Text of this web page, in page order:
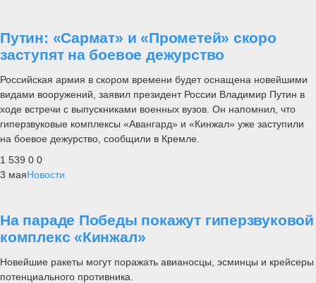
Путин: «Сармат» и «Прометей» скоро
заступят на боевое дежурство
Российская армия в скором времени будет оснащена новейшими
видами вооружений, заявил президент России Владимир Путин в
ходе встречи с выпускниками военных вузов. Он напомнил, что
гиперзвуковые комплексы «Авангард» и «Кинжал» уже заступили
на боевое дежурство, сообщили в Кремле.
1 539 0 0
3 маяНовости
На параде Победы покажут гиперзвуковой
комплекс «Кинжал»
Новейшие ракеты могут поражать авианосцы, эсминцы и крейсеры
потенциального противника.